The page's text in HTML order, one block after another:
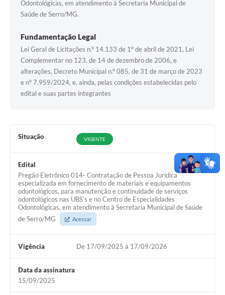
Arquivos para Download
FAQ
Jornal
Covid -19 em Serro
Galeria de Fotos
Telefones Úteis
Diário Oficial
Contratos, Convênios e Publicações MROSC
Notícias
Contato
Odontológicas, em atendimento à Secretaria Municipal de
Saúde de Serro/MG.
Fundamentação Legal
Lei Geral de Licitações n.° 14.133 de 1° de abril de 2021, Lei
Complementar no 123, de 14 de dezembro de 2006, e
alterações, Decreto Municipal n.º 085, de 31 de março de 2023
e nº 7.959/2024, e, ainda, pelas condições estabelecidas pelo
edital e suas partes integrantes
Situação VIGENTE
Edital
Pregão Eletrônico 014- Contratação de Pessoa Jurídica
especializada em fornecimento de materiais e equipamentos
odontológicos, para manutenção e continuidade de serviços
odontológicos nas UBS’s e no Centro de Especialidades
Odontológicas, em atendimento à Secretaria Municipal de Saúde
de Serro/MG
Acessar
Vigência De 17/09/2025 à 17/09/2026
Data da assinatura
15/09/2025